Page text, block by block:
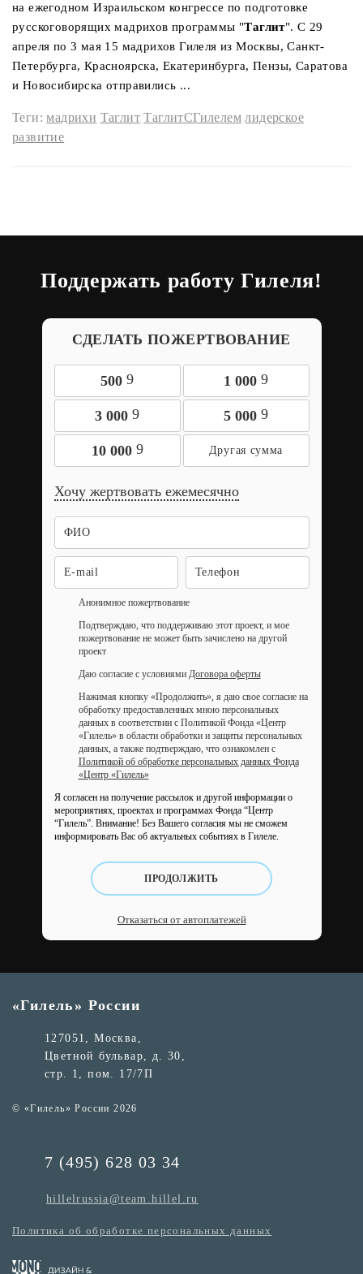
на ежегодном Израильском конгрессе по подготовке
русскоговорящих мадрихов программы "Таглит". С 29
апреля по 3 мая 15 мадрихов Гилеля из Москвы, Санкт-
Петербурга, Красноярска, Екатеринбурга, Пензы, Саратова
и Новосибирска отправились ...
Теги:мадрихи Таглит ТаглитСГилелем лидерское
развитие
Поддержать работу Гилеля!
СДЕЛАТЬ ПОЖЕРТВОВАНИЕ
500 9 1 000 9
3 000 9 5 000 9
10 000 9
Хочу жертвовать ежемесячно
Анонимное пожертвование
Подтверждаю, что поддерживаю этот проект, и мое
пожертвование не может быть зачислено на другой
проект
Даю согласие с условиями Договора оферты
Нажимая кнопку «Продолжить», я даю свое согласие на
обработку предоставленных мною персональных
данных в соответствии с Политикой Фонда «Центр
«Гилель» в области обработки и защиты персональных
данных, а также подтверждаю, что ознакомлен с
Политикой об обработке персональных данных Фонда
«Центр «Гилель»
Я согласен на получение рассылок и другой информации о
мероприятиях, проектах и программах Фонда “Центр
“Гилель”. Внимание! Без Вашего согласия мы не сможем
информировать Вас об актуальных событиях в Гилеле.
ПРОДОЛЖИТЬ
Отказаться от автоплатежей
«Гилель» России
127051, Москва,
Цветной бульвар, д. 30,
стр. 1, пом. 17/7П
© «Гилель» России 2026
7 (495) 628 03 34
hillelrussia@team.hillel.ru
Политика об обработке персональных данных